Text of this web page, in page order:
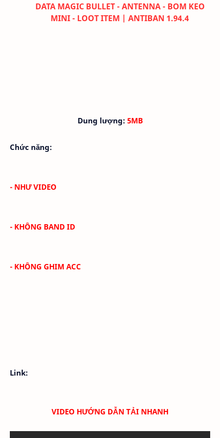
DATA MAGIC BULLET - ANTENNA - BOM KEO
MINI - LOOT ITEM | ANTIBAN 1.94.4
Dung lượng: 5MB
Chức năng:
- NHƯ VIDEO
- KHÔNG BAND ID
- KHÔNG GHIM ACC
Link:
VIDEO HƯỚNG DẪN TẢI NHANH